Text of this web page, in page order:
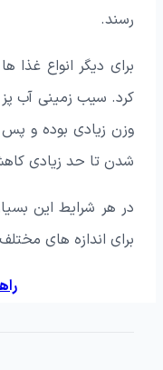
رسند.
برای دیگر انواع
کرد. سیب زمینی آب
وزن زیادی بوده و
شدن تا حد زیادی
در هر شرایط این
برای اندازه های